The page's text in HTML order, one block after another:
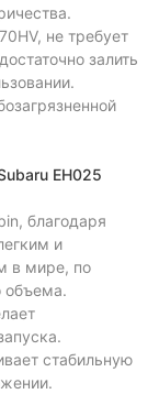
не требует
залить
EH025
благодаря
и
в мире, по
объема.
стабильную